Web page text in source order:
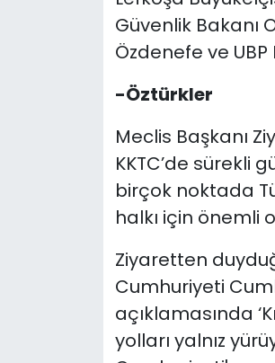
Güvenlik Bakanı
Özdenefe ve
-Öztürkler
Meclis Başkanı
KKTC’de sürekli
birçok noktada
halkı için önemli
Ziyaretten
Cumhuriyeti
açıklamasında
yolları yalnız